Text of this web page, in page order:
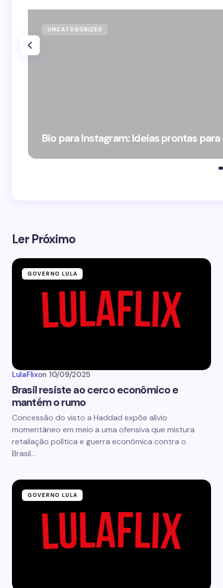
UNCATEGORIZED
Bio para Instagram: Ideias prontas
Ler Próximo
GOVERNO LULA
LulaFlixon 10/09/2025
Brasil resiste ao cerco econômico e
mantém o rumo
Concessão do visto a Haddad expõe alívio
momentâneo em meio a uma ofensiva que mistura
retaliação política e guerra econômica contra o
Brasil…
GOVERNO LULA